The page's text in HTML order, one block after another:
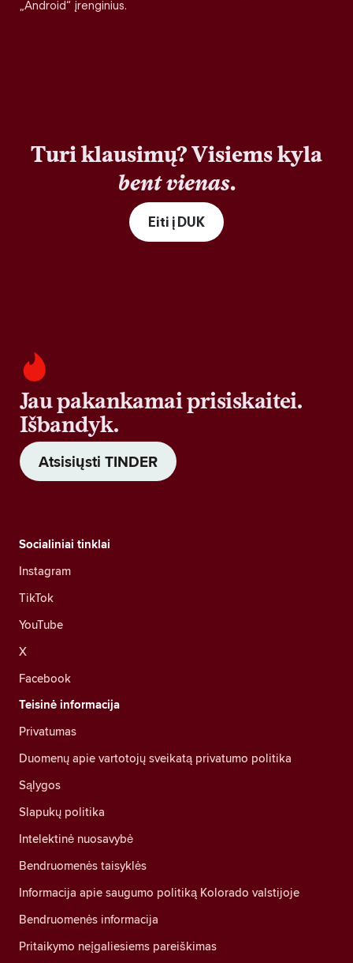
„Android“ įrenginius.
Turi klausimų? Visiems kyla
bent vienas.
Eiti į DUK
Jau pakankamai prisiskaitei.
Išbandyk.
Atsisiųsti TINDER
Socialiniai tinklai
Instagram
TikTok
YouTube
X
Facebook
Teisinė informacija
Privatumas
Duomenų apie vartotojų sveikatą privatumo politika
Sąlygos
Slapukų politika
Intelektinė nuosavybė
Bendruomenės taisyklės
Informacija apie saugumo politiką Kolorado valstijoje
Bendruomenės informacija
Pritaikymo neįgaliesiems pareiškimas